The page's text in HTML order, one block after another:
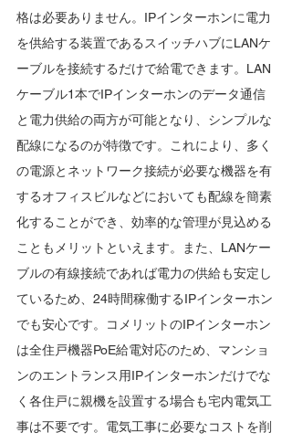
格は必要ありません。IPインターホンに電力
を供給する装置であるスイッチハブにLANケ
ーブルを接続するだけで給電できます。LAN
ケーブル1本でIPインターホンのデータ通信
と電力供給の両方が可能となり、シンプルな
配線になるのが特徴です。これにより、多く
の電源とネットワーク接続が必要な機器を有
するオフィスビルなどにおいても配線を簡素
化することができ、効率的な管理が見込める
こともメリットといえます。また、LANケー
ブルの有線接続であれば電力の供給も安定し
ているため、24時間稼働するIPインターホン
でも安心です。コメリットのIPインターホン
は全住戸機器PoE給電対応のため、マンショ
ンのエントランス用IPインターホンだけでな
く各住戸に親機を設置する場合も宅内電気工
事は不要です。電気工事に必要なコストを削